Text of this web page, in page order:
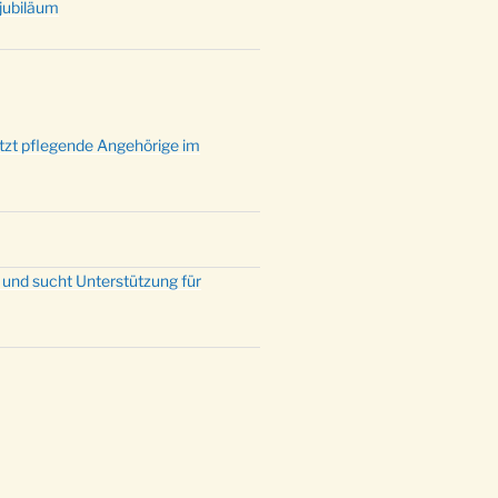
pflegende Angehörige im
sucht Unterstützung für